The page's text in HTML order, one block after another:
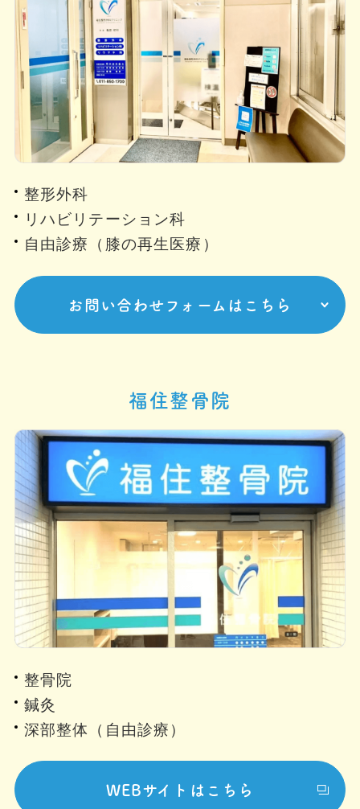
整形外科
リハビリテーション科
自由診療（膝の再生医療）
お問い合わせフォームはこちら
福住整骨院
整骨院
鍼灸
深部整体（自由診療）
WEBサイトはこちら